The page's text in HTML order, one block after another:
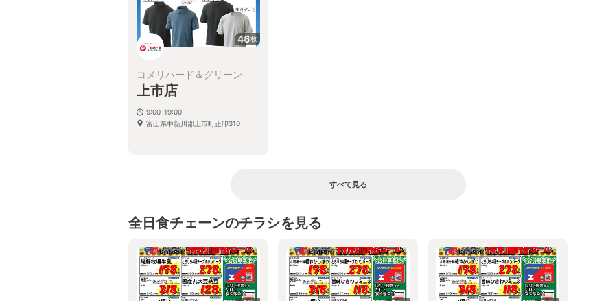
46枚
コメリハード＆グリーン
上市店
9:00-19:00
富山県中新川郡上市町正印310
すべて見る
全日食チェーンのチラシを見る